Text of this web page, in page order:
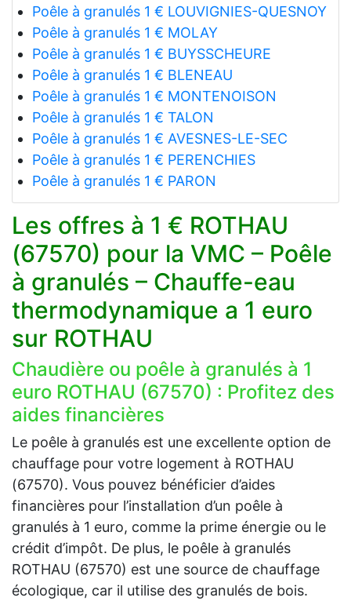
Poêle à granulés 1 € LOUVIGNIES-QUESNOY
Poêle à granulés 1 € MOLAY
Poêle à granulés 1 € BUYSSCHEURE
Poêle à granulés 1 € BLENEAU
Poêle à granulés 1 € MONTENOISON
Poêle à granulés 1 € TALON
Poêle à granulés 1 € AVESNES-LE-SEC
Poêle à granulés 1 € PERENCHIES
Poêle à granulés 1 € PARON
Les offres à 1 € ROTHAU
(67570) pour la VMC – Poêle
à granulés – Chauffe-eau
thermodynamique a 1 euro
sur ROTHAU
Chaudière ou poêle à granulés à 1
euro ROTHAU (67570) : Profitez des
aides financières
Le poêle à granulés est une excellente option de
chauffage pour votre logement à ROTHAU
(67570). Vous pouvez bénéficier d’aides
financières pour l’installation d’un poêle à
granulés à 1 euro, comme la prime énergie ou le
crédit d’impôt. De plus, le poêle à granulés
ROTHAU (67570) est une source de chauffage
écologique, car il utilise des granulés de bois.